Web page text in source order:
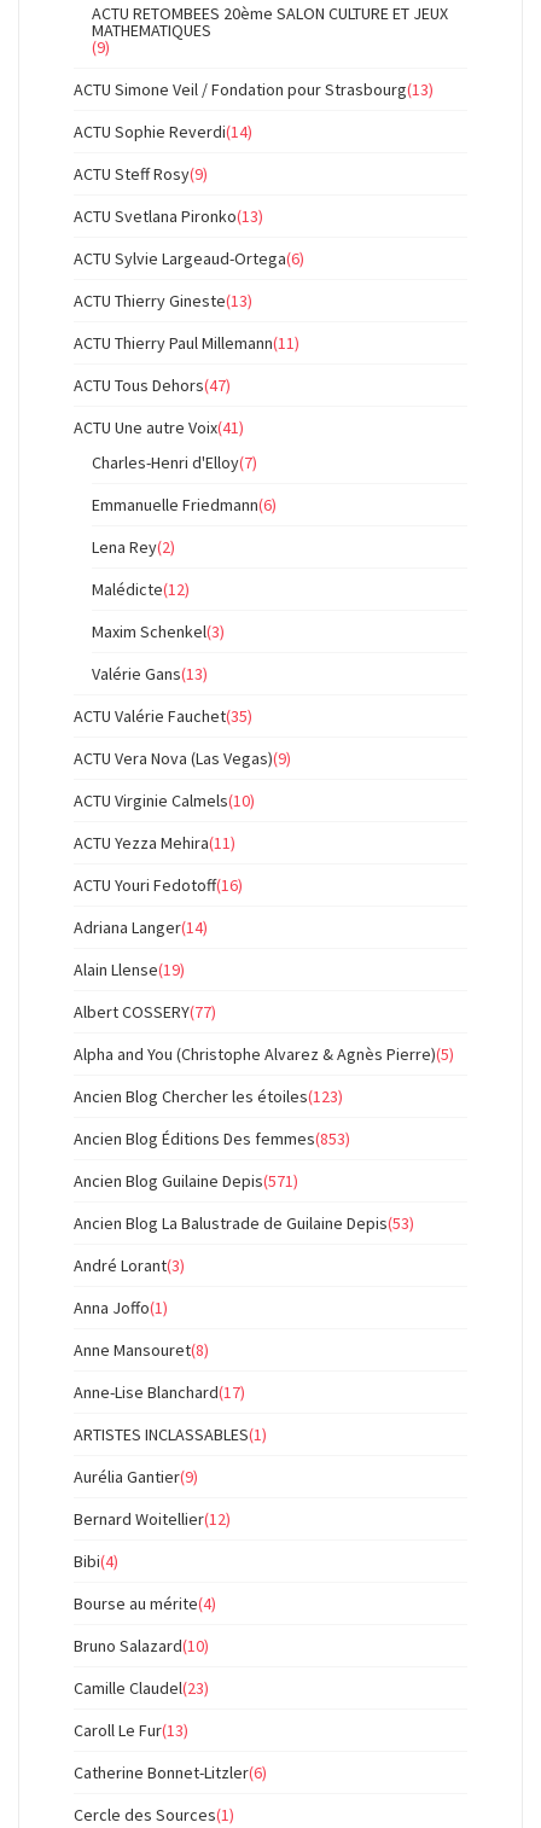
ACTU RETOMBEES 20ème SALON CULTURE ET JEUX
MATHEMATIQUES
(9)
ACTU Simone Veil / Fondation pour Strasbourg(13)
ACTU Sophie Reverdi(14)
ACTU Steff Rosy(9)
ACTU Svetlana Pironko(13)
ACTU Sylvie Largeaud-Ortega(6)
ACTU Thierry Gineste(13)
ACTU Thierry Paul Millemann(11)
ACTU Tous Dehors(47)
ACTU Une autre Voix(41)
Charles-Henri d'Elloy(7)
Emmanuelle Friedmann(6)
Lena Rey(2)
Malédicte(12)
Maxim Schenkel(3)
Valérie Gans(13)
ACTU Valérie Fauchet(35)
ACTU Vera Nova (Las Vegas)(9)
ACTU Virginie Calmels(10)
ACTU Yezza Mehira(11)
ACTU Youri Fedotoff(16)
Adriana Langer(14)
Alain Llense(19)
Albert COSSERY(77)
Alpha and You (Christophe Alvarez & Agnès Pierre)(5)
Ancien Blog Chercher les étoiles(123)
Ancien Blog Éditions Des femmes(853)
Ancien Blog Guilaine Depis(571)
Ancien Blog La Balustrade de Guilaine Depis(53)
André Lorant(3)
Anna Joffo(1)
Anne Mansouret(8)
Anne-Lise Blanchard(17)
ARTISTES INCLASSABLES(1)
Aurélia Gantier(9)
Bernard Woitellier(12)
Bibi(4)
Bourse au mérite(4)
Bruno Salazard(10)
Camille Claudel(23)
Caroll Le Fur(13)
Catherine Bonnet-Litzler(6)
Cercle des Sources(1)